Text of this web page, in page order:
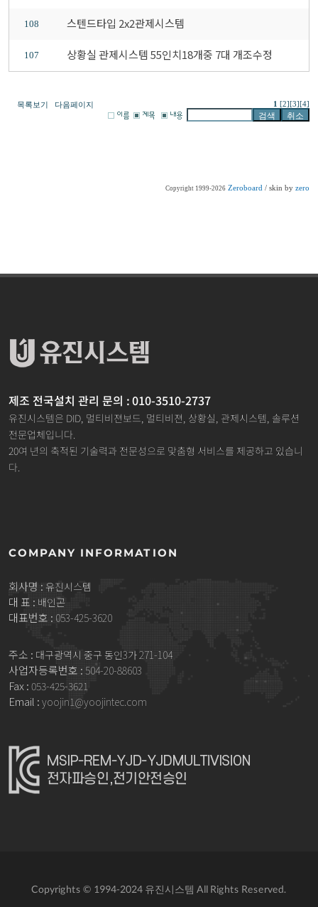
108 스텐드타입 2x2관제시스템
107 상황실 관제시스템 55인치18개중 7대 개조수정
목록보기 다음페이지 1 [2] [3] [4]
Copyright 1999-2026 Zeroboard / skin by zero
제조 전국설치 관리 문의 : 010-3510-2737
유진시스템은 DID, 멀티비젼보드, 멀티비젼, 상황실, 관제시스템, 솔루션
전문업체입니다.
20여 년의 축적된 기술력과 전문성으로 맞춤형 서비스를 제공하고 있습니
다.
COMPANY INFORMATION
회사명 : 유진시스템
대 표 : 배인곤
대표번호 : 053-425-3620
주소 : 대구광역시 중구 동인3가 271-104
사업자등록번호 : 504-20-88603
Fax : 053-425-3621
Email : yoojin1@yoojintec.com
Copyrights © 1994-2024 유진시스템 All Rights Reserved.